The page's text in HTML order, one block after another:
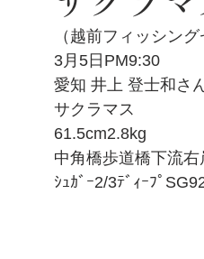
（越前フィッシン
3月5日PM9:30
愛知 井上 登士和さ
サクラマス
61.5cm2.8kg
中角橋歩道橋下流右
ｼｭｶﾞｰ2/3ﾃﾞｨｰﾌﾟ